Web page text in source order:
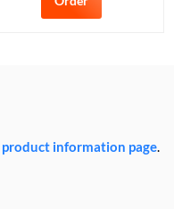
product information page.